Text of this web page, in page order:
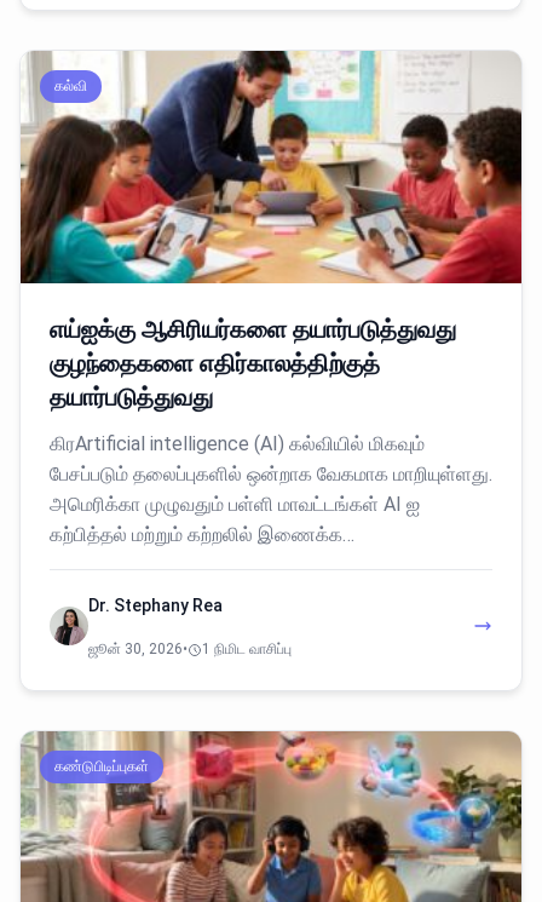
கல்வி
எய்ஐக்கு ஆசிரியர்களை தயார்படுத்துவது
குழந்தைகளை எதிர்காலத்திற்குத்
தயார்படுத்துவது
கிரArtificial intelligence (AI) கல்வியில் மிகவும்
பேசப்படும் தலைப்புகளில் ஒன்றாக வேகமாக மாறியுள்ளது.
அமெரிக்கா முழுவதும் பள்ளி மாவட்டங்கள் AI ஐ
கற்பித்தல் மற்றும் கற்றலில் இணைக்க…
Dr. Stephany Rea
ஜூன் 30, 2026• 1 நிமிட வாசிப்பு
கண்டுபிடிப்புகள்